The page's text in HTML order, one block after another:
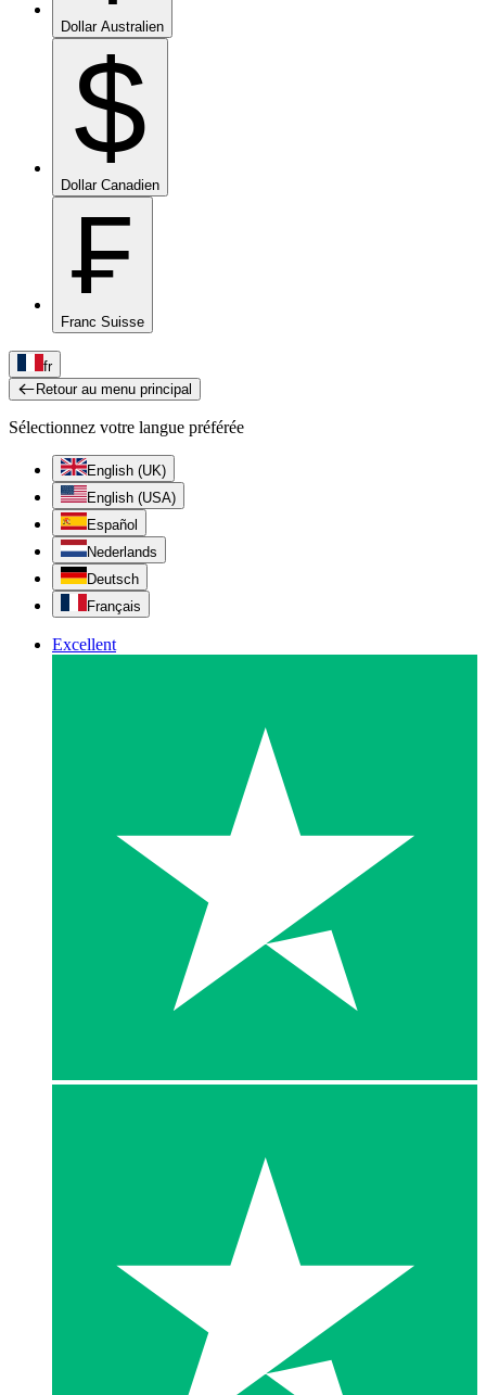
Dollar Australien
$
Dollar Canadien
₣
Franc Suisse
fr
Retour au menu principal
Sélectionnez votre langue préférée
English (UK)
English (USA)
Español
Nederlands
Deutsch
Français
Excellent